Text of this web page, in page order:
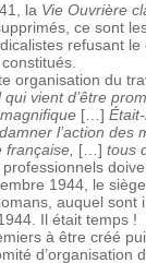
la Vie Ouvrière
ce sont
refusant
organisation du
vient d’être
[…]
l’action
[…] tous
1944, le
auquel
Il était temps !
à être créé